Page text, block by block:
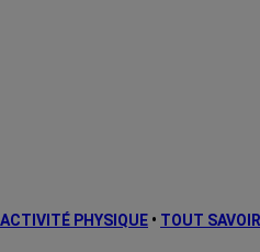
ACTIVITÉ PHYSIQUE • TOUT